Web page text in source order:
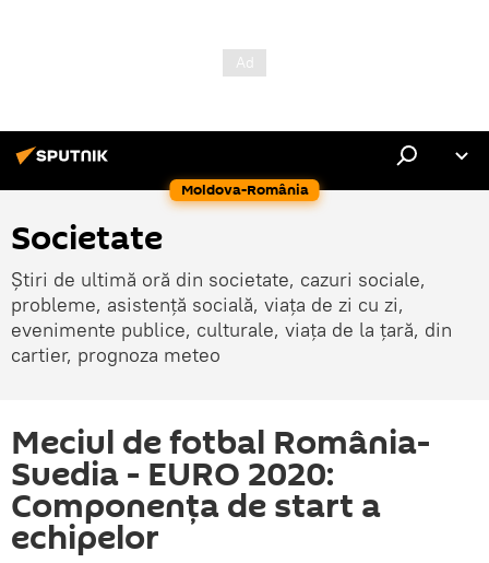
Moldova-România
Societate
Știri de ultimă oră din societate, cazuri sociale,
probleme, asistență socială, viața de zi cu zi,
evenimente publice, culturale, viața de la țară, din
cartier, prognoza meteo
Meciul de fotbal România-
Suedia - EURO 2020:
Componenţa de start a
echipelor